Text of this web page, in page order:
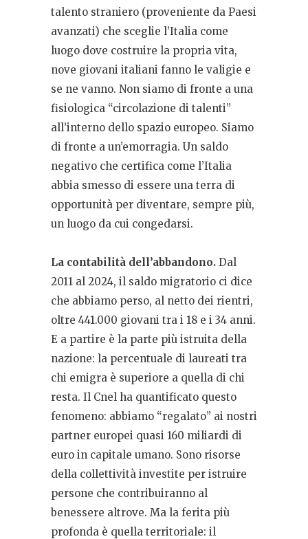
talento straniero (proveniente da Paesi
avanzati) che sceglie l’Italia come
luogo dove costruire la propria vita,
nove giovani italiani fanno le valigie e
se ne vanno. Non siamo di fronte a una
fisiologica “circolazione di talenti”
all’interno dello spazio europeo. Siamo
di fronte a un’emorragia. Un saldo
negativo che certifica come l’Italia
abbia smesso di essere una terra di
opportunità per diventare, sempre più,
un luogo da cui congedarsi.
La contabilità dell’abbandono. Dal
2011 al 2024, il saldo migratorio ci dice
che abbiamo perso, al netto dei rientri,
oltre 441.000 giovani tra i 18 e i 34 anni.
E a partire è la parte più istruita della
nazione: la percentuale di laureati tra
chi emigra è superiore a quella di chi
resta. Il Cnel ha quantificato questo
fenomeno: abbiamo “regalato” ai nostri
partner europei quasi 160 miliardi di
euro in capitale umano. Sono risorse
della collettività investite per istruire
persone che contribuiranno al
benessere altrove. Ma la ferita più
profonda è quella territoriale: il